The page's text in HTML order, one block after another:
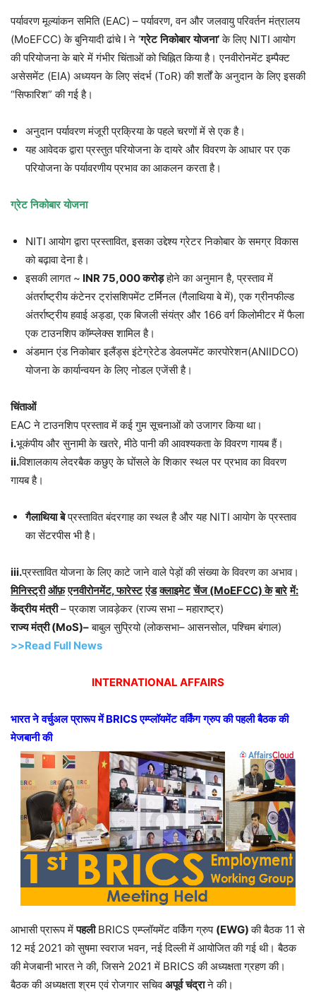
पर्यावरण मूल्यांकन समिति (EAC) – पर्यावरण, वन और जलवायु परिवर्तन मंत्रालय
(MoEFCC) के बुनियादी ढांचे I ने ‘ग्रेट निकोबार योजना’के लिए NITI आयोग
की परियोजना के बारे में गंभीर चिंताओं को चिह्नित किया है। एनवीरोनमेंट इम्पैक्ट
असेसमेंट (EIA) अध्ययन के लिए संदर्भ (ToR) की शर्तों के अनुदान के लिए इसकी
“सिफारिश” की गई है।
अनुदान पर्यावरण मंजूरी प्रक्रिया के पहले चरणों में से एक है।
यह आवेदक द्वारा प्रस्तुत परियोजना के दायरे और विवरण के आधार पर एक
परियोजना के पर्यावरणीय प्रभाव का आकलन करता है।
ग्रेट निकोबार योजना
NITI आयोग द्वारा प्रस्तावित, इसका उद्देश्य ग्रेटर निकोबार के समग्र विकास
को बढ़ावा देना है।
इसकी लागत ~ INR 75,000करोड़होने का अनुमान है, प्रस्ताव में
अंतर्राष्ट्रीय कंटेनर ट्रांसशिपमेंट टर्मिनल (गैलाथिया बे में), एक ग्रीनफील्ड
अंतर्राष्ट्रीय हवाई अड्डा, एक बिजली संयंत्र और 166 वर्ग किलोमीटर में फैला
एक टाउनशिप कॉम्प्लेक्स शामिल है।
अंडमान एंड निकोबार इलैंड्स इंटेग्रेटेड डेवलपमेंट कारपोरेशन(ANIIDCO)
योजना के कार्यान्वयन के लिए नोडल एजेंसी है।
चिंताओं
EAC ने टाउनशिप प्रस्ताव में कई गुम सूचनाओं को उजागर किया था।
i.भूकंपीय और सुनामी के खतरे, मीठे पानी की आवश्यकता के विवरण गायब हैं।
ii.विशालकाय लेदरबैक कछुए के घोंसले के शिकार स्थल पर प्रभाव का विवरण
गायब है।
गैलाथिया बेप्रस्तावित बंदरगाह का स्थल है और यह NITI आयोग के प्रस्ताव
का सेंटरपीस भी है।
iii.प्रस्तावित योजना के लिए काटे जाने वाले पेड़ों की संख्या के विवरण का अभाव।
मिनिस्ट्री ऑफ़ एनवीरोनमेंट,फारेस्ट एंड क्लाइमेट चेंज(MoEFCC)के बारे में:
केंद्रीय मंत्री– प्रकाश जावड़ेकर (राज्य सभा – महाराष्ट्र)
राज्य मंत्री(MoS)–बाबुल सुप्रियो (लोकसभा– आसनसोल, पश्चिम बंगाल)
>>Read Full News
INTERNATIONAL AFFAIRS
भारत ने वर्चुअल प्रारूप मेंBRICSएम्प्लॉयमेंट वर्किंग ग्रुप की पहली बैठक की
मेजबानी की
आभासी प्रारूप मेंपहलीBRICS एम्प्लॉयमेंट वर्किंग ग्रुप (EWG)की बैठक 11 से
12 मई 2021 को सुषमा स्वराज भवन, नई दिल्ली में आयोजित की गई थी। बैठक
की मेजबानी भारत ने की, जिसने 2021 में BRICS की अध्यक्षता ग्रहण की।
बैठक की अध्यक्षता श्रम एवं रोजगार सचिवअपूर्व चंद्राने की।